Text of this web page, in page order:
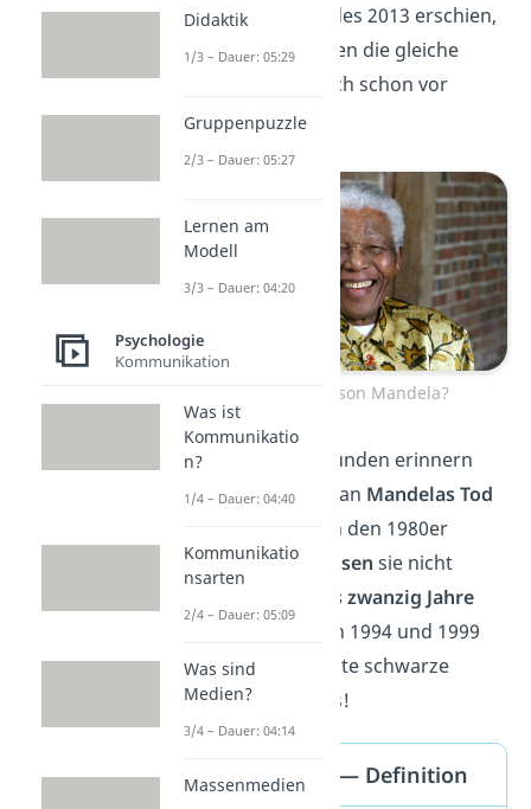
Nachricht seines Todes 2013 erschien,
hatten viele Menschen die gleiche
Reaktion: Der ist doch schon vor
Jahren gestorben!
Wann starb Nelson Mandela?
Aus mysteriösen Gründen erinnern
sich viele Menschen an Mandelas Tod
in Gefangenschaft in den 1980er
Jahren. Dabeivergessen sie nicht
mehr als zwanzig Jahre
Lebenszeit: zwischen 1994 und 1999
war Mandela der erste schwarze
Präsident Südafrikas!
Mandela-Effekt — Definition
Didaktik
1/3 – Dauer: 05:29
Gruppenpuzzle
2/3 – Dauer: 05:27
Lernen am
Modell
3/3 – Dauer: 04:20
Psychologie
Kommunikation
Was ist
Kommunikatio
n?
1/4 – Dauer: 04:40
Kommunikatio
nsarten
2/4 – Dauer: 05:09
Was sind
Medien?
3/4 – Dauer: 04:14
Massenmedien